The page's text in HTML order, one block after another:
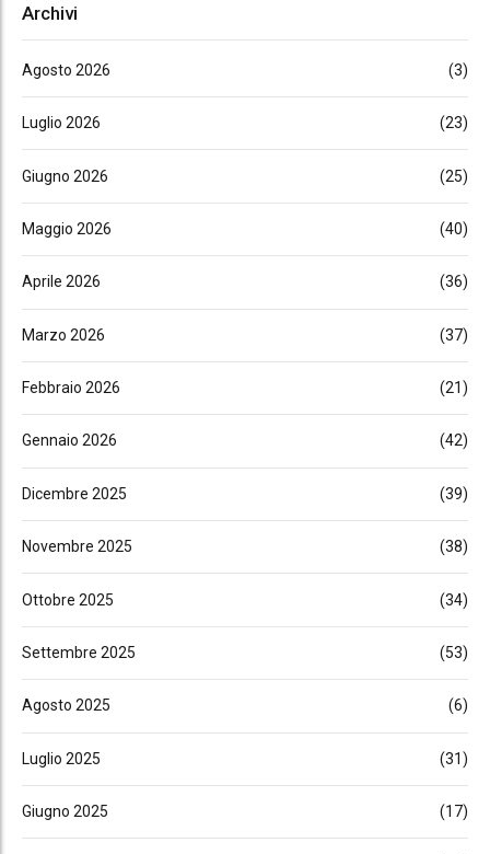
Archivi
Agosto 2026 (3)
Luglio 2026 (23)
Giugno 2026 (25)
Maggio 2026 (40)
Aprile 2026 (36)
Marzo 2026 (37)
Febbraio 2026 (21)
Gennaio 2026 (42)
Dicembre 2025 (39)
Novembre 2025 (38)
Ottobre 2025 (34)
Settembre 2025 (53)
Agosto 2025 (6)
Luglio 2025 (31)
Giugno 2025 (17)